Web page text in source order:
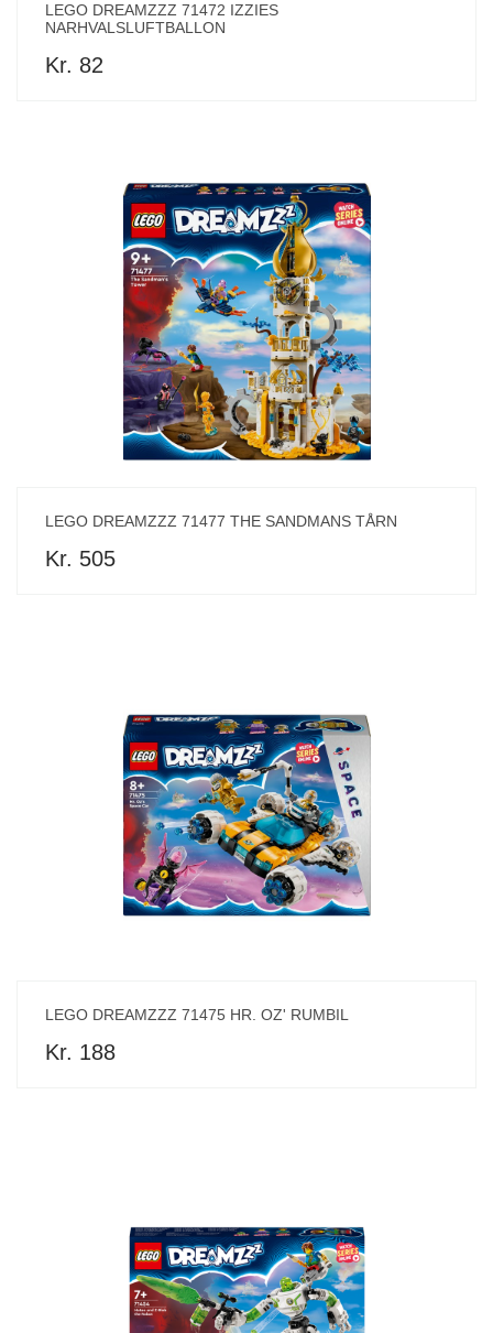
LEGO DREAMZZZ 71472 IZZIES
NARHVALSLUFTBALLON
Kr. 82
LEGO DREAMZZZ 71477 THE SANDMANS TÅRN
Kr. 505
LEGO DREAMZZZ 71475 HR. OZ' RUMBIL
Kr. 188